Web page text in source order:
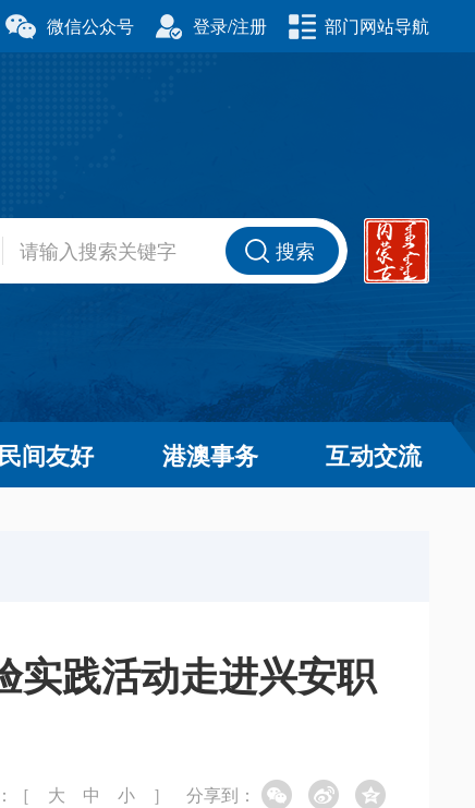
微信公众号 登录/注册 部门网站导航
室
交通运输厅
商务厅
委员会
退役军人事务厅
草原局
广播电视局
搜索
民间友好 港澳事务 互动交流
实践活动走进兴安职
［ 大 中 小 ］ 分享到：